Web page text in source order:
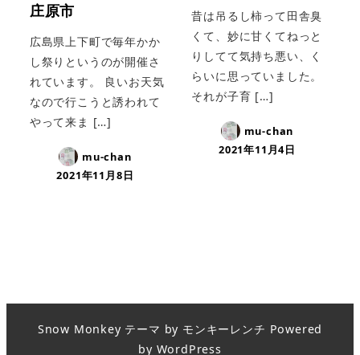
庄原市
広島県上下町で毎年かか
し祭りというのが開催さ
れています。 良いお天気
なので行こうと誘われて
やって来ま […]
mu-chan
2021年11月8日
昔は吊るし柿って田舎臭
くて、妙に甘くてねっと
りしてて気持ち悪い、く
らいに思っていました。
それが子育 […]
mu-chan
2021年11月4日
Snow Monkey テーマ by モンキーレンチ Powered
by WordPress